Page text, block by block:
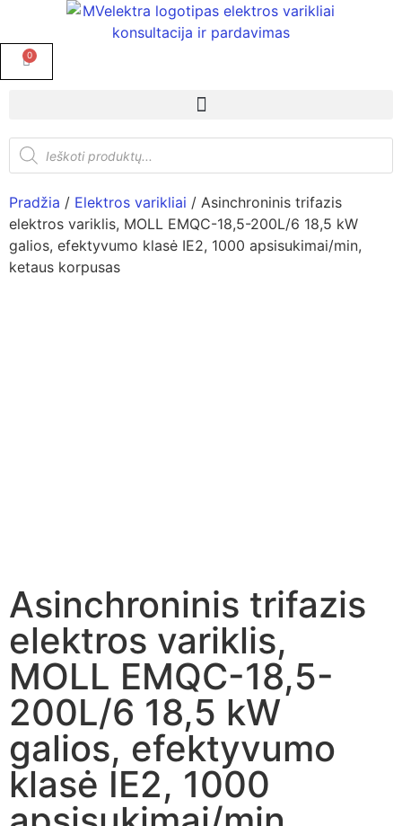
0
Pradžia / Elektros varikliai / Asinchroninis trifazis
elektros variklis, MOLL EMQC-18,5-200L/6 18,5 kW
galios, efektyvumo klasė IE2, 1000 apsisukimai/min,
ketaus korpusas
Asinchroninis trifazis
elektros variklis,
MOLL EMQC-18,5-
200L/6 18,5 kW
galios, efektyvumo
klasė IE2, 1000